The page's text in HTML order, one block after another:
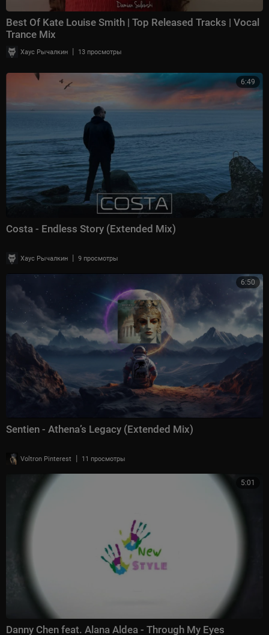
Best Of Kate Louise Smith | Top Released Tracks | Vocal
Trance Mix
Хаус Рычалкин | 13 просмотры
6:49
Costa - Endless Story (Extended Mix)
Хаус Рычалкин | 9 просмотры
6:50
Sentien - Athena’s Legacy (Extended Mix)
Voltron Pinterest | 11 просмотры
5:01
Danny Chen feat. Alana Aldea - Through My Eyes